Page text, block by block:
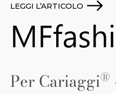
LEGGI L’ARTICOLO
Per Cariaggi®